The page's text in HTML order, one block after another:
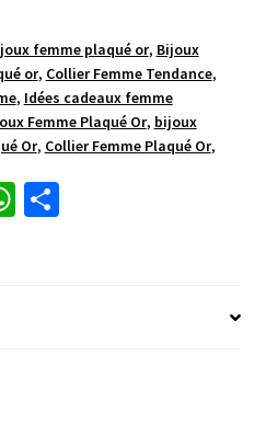
femme plaqué or, Bijoux
or, Collier Femme Tendance,
, Idées cadeaux femme
Femme Plaqué Or, bijoux
Or, Collier Femme Plaqué Or,
W P